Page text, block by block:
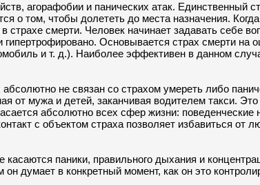
агорафобии и панических атак. Единственный
о том, чтобы долететь до места назначения.
страхе смерти. Человек начинает задавать себе
Основывается страх смерти на
и т. д.). Наиболее эффективен в данном
не связан со страхом умереть либо
от мужа и детей, заканчивая водителем такси.
абсолютно всех сфер жизни:
с объектом страха позволяет избавиться от
паники, правильного дыхания и
думает в конкретный момент, как он это